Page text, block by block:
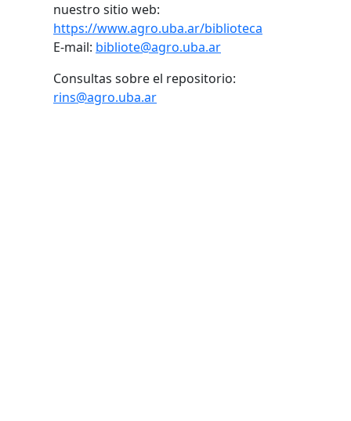
nuestro sitio web:
https://www.agro.uba.ar/biblioteca
E-mail: bibliote@agro.uba.ar
Consultas sobre el repositorio:
rins@agro.uba.ar